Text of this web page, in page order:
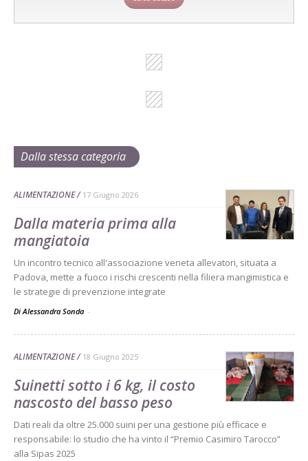
Dalla stessa categoria
ALIMENTAZIONE 17 Giugno 2026
Dalla materia prima alla
mangiatoia
Un incontro tecnico all'associazione veneta allevatori, situata a
Padova, mette a fuoco i rischi crescenti nella filiera mangimistica e
le strategie di prevenzione integrate
Di Alessandra Sonda -
ALIMENTAZIONE 18 Giugno 2025
Suinetti sotto i 6 kg, il costo
nascosto del basso peso
Dati reali da oltre 25.000 suini per una gestione più efficace e
responsabile: lo studio che ha vinto il “Premio Casimiro Tarocco”
alla Sipas 2025